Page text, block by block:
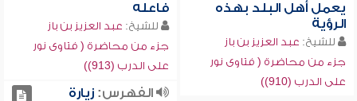
يعمل أهل البلد بهذه
الرؤية
للشيخ: عبد العزيز بن باز
جزء من محاضرة ( فتاوى نور
على الدرب (910))
فاعله
للشيخ: عبد العزيز بن باز
جزء من محاضرة ( فتاوى نور
على الدرب (913))
الفهرس:زيارة